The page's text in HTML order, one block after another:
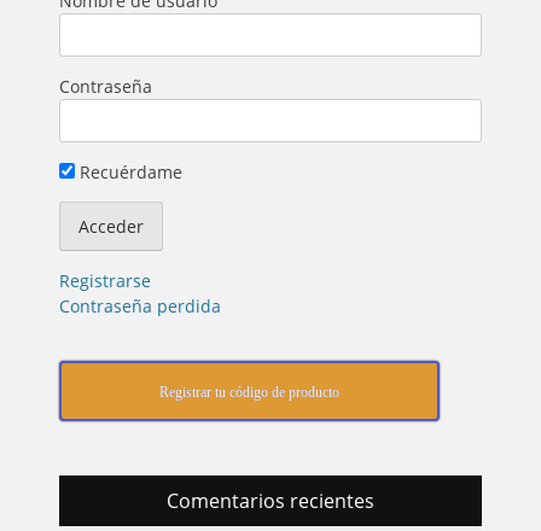
Contraseña
Recuérdame
Registrarse
Contraseña perdida
Registrar tu código de producto
Comentarios recientes